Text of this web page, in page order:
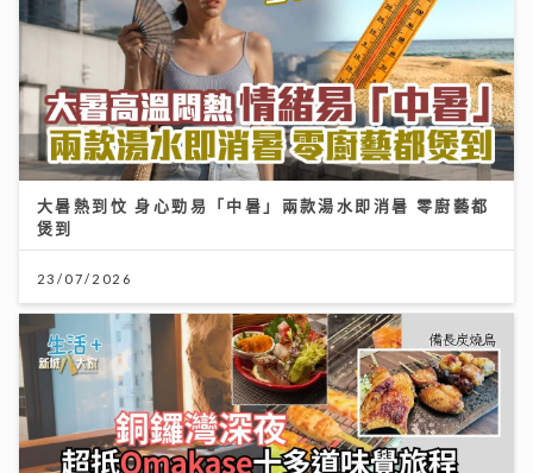
大暑熱到忟 身心勁易「中暑」兩款湯水即消暑 零廚藝都
煲到
23/07/2026